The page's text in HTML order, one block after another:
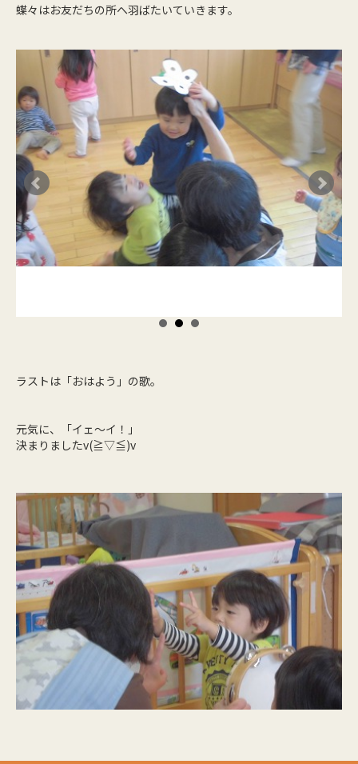
蝶々はお友だちの所へ羽ばたいていきます。
ラストは「おはよう」の歌。
元気に、「イェ～イ！」
決まりましたv(≧▽≦)v